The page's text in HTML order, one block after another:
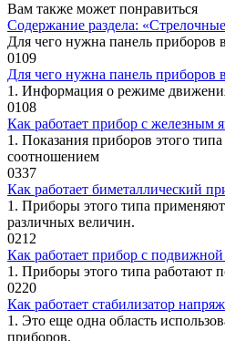
Вам также может понравиться
Содержание раздела:
Для чего нужна панель приборов
0109
Для чего нужна панель приборов
1. Информация о режиме
0108
Как работает прибор с железным
1. Показания приборов этого
соотношением
0337
Как работает биметаллический
1. Приборы этого типа
различных величин.
0212
Как работает прибор с
1. Приборы этого типа работают
0220
Как работает стабилизатор
1. Это еще одна область
приборов.